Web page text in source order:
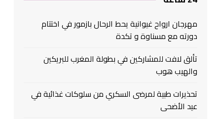
مهرجان ارواح غيوانية يحط الرحال بازمور في اختتام
دورته مع مسناوة و تكدة
تألق لافت للمشاركين في بطولة المغرب للبريكين
والهيب هوب
تحذيرات طبية لمرضى السكري من سلوكات غذائية في
عيد الأضحى